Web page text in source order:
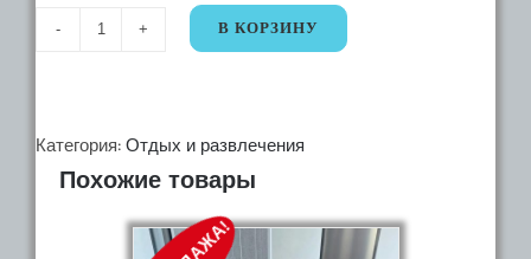
Количество
кресло-
кокон
В КОРЗИНУ
Категория: Отдых и развлечения
Похожие товары